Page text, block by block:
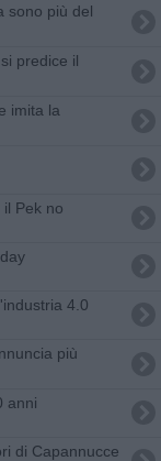
sono più del
predice il
imita la
Pek no
4.0
più
anni
di Capannucce